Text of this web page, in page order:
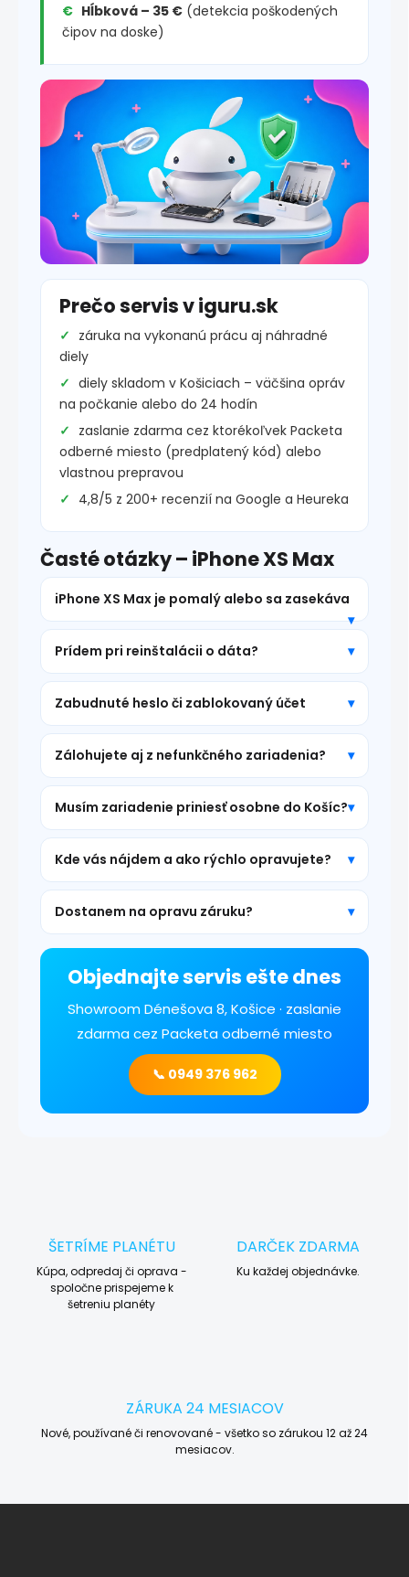
Hĺbková – 35 € (detekcia poškodených
čipov na doske)
Prečo servis v iguru.sk
záruka na vykonanú prácu aj náhradné
diely
diely skladom v Košiciach – väčšina opráv
na počkanie alebo do 24 hodín
zaslanie zdarma cez ktorékoľvek Packeta
odberné miesto (predplatený kód) alebo
vlastnou prepravou
4,8/5 z 200+ recenzií na Google a Heureka
Časté otázky – iPhone XS Max
iPhone XS Max je pomalý alebo sa zasekáva
Prídem pri reinštalácii o dáta?
Zabudnuté heslo či zablokovaný účet
Zálohujete aj z nefunkčného zariadenia?
Musím zariadenie priniesť osobne do Košíc?
Kde vás nájdem a ako rýchlo opravujete?
Dostanem na opravu záruku?
Objednajte servis ešte dnes
Showroom Dénešova 8, Košice · zaslanie
zdarma cez Packeta odberné miesto
📞 0949 376 962
ŠETRÍME PLANÉTU
Kúpa, odpredaj či oprava -
spoločne prispejeme k
šetreniu planéty
DARČEK ZDARMA
Ku každej objednávke.
ZÁRUKA 24 MESIACOV
Nové, používané či renovované - všetko so zárukou 12 až 24
mesiacov.